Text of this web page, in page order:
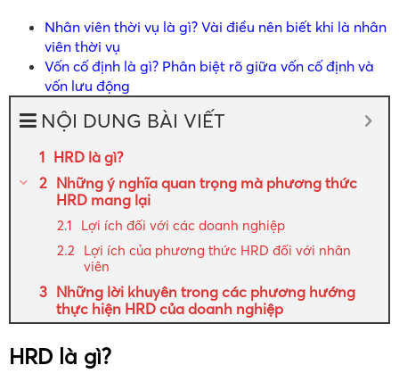
Nhân viên thời vụ là gì? Vài điều nên biết khi là nhân
viên thời vụ
Vốn cố định là gì? Phân biệt rõ giữa vốn cố định và
vốn lưu động
NỘI DUNG BÀI VIẾT
HRD là gì?
Những ý nghĩa quan trọng mà phương thức
HRD mang lại
Lợi ích đối với các doanh nghiệp
Lợi ích của phương thức HRD đối với nhân
viên
Những lời khuyên trong các phương hướng
thực hiện HRD của doanh nghiệp
HRD là gì?